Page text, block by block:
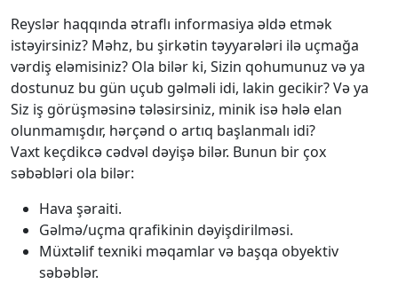
Reyslər haqqında ətraflı informasiya əldə etmək
istəyirsiniz? Məhz, bu şirkətin təyyarələri ilə uçmağa
vərdiş eləmisiniz? Ola bilər ki, Sizin qohumunuz və ya
dostunuz bu gün uçub gəlməli idi, lakin gecikir? Və ya
Siz iş görüşməsinə tələsirsiniz, minik isə hələ elan
olunmamışdır, hərçənd o artıq başlanmalı idi?
Vaxt keçdikcə cədvəl dəyişə bilər. Bunun bir çox
səbəbləri ola bilər:
Hava şəraiti.
Gəlmə/uçma qrafikinin dəyişdirilməsi.
Müxtəlif texniki məqamlar və başqa obyektiv
səbəblər.